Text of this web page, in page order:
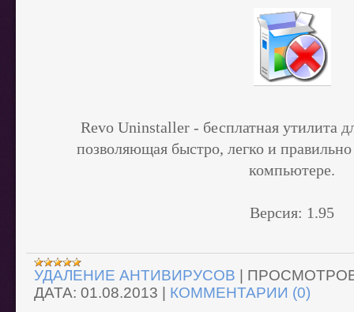
Revo Uninstaller - бесплатная утилита
позволяющая быстро, легко и
компьютере.
Версия: 1.95
УДАЛЕНИЕ АНТИВИРУСОВ
ДАТА: 01.08.2013 КОММЕНТАРИИ (0)